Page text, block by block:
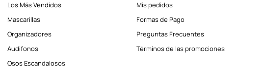
Los Más Vendidos
Mascarillas
Organizadores
Audifonos
Osos Escandalosos
Mis pedidos
Formas de Pago
Preguntas Frecuentes
Términos de las promociones